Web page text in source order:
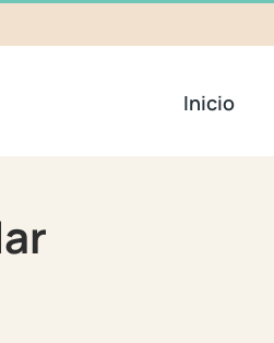
Inicio